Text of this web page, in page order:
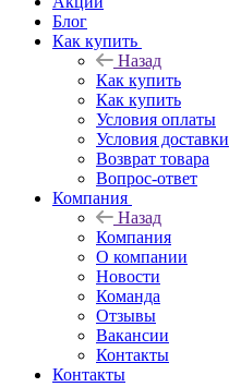
Блог
Как купить
Назад
Как купить
Как купить
Условия оплаты
Условия доставки
Возврат товара
Вопрос-ответ
Компания
Назад
Компания
О компании
Новости
Команда
Отзывы
Вакансии
Контакты
Контакты